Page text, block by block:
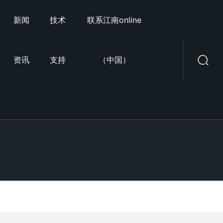
新闻
资讯
技术
支持
联系江南online
（中国）